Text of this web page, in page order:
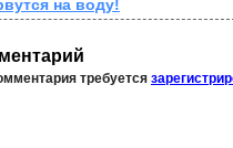
на воду!
требуется